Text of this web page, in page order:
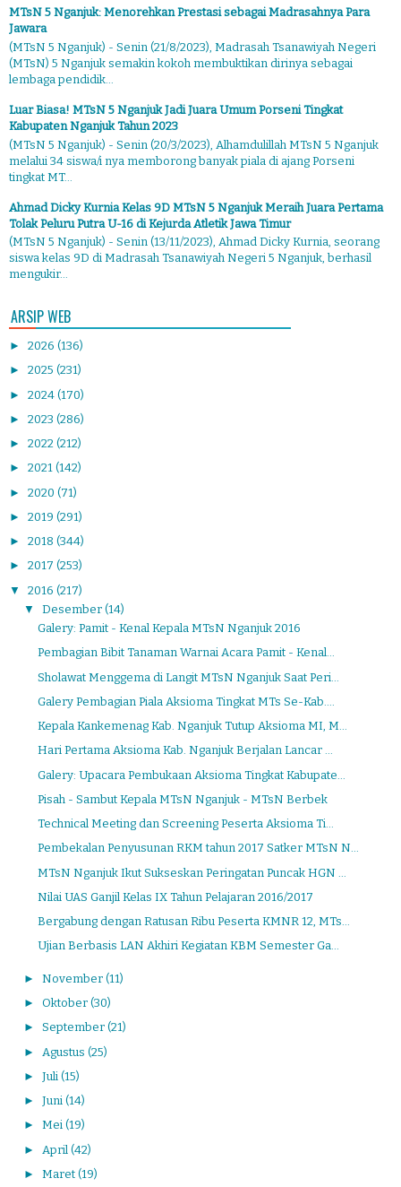
MTsN 5 Nganjuk: Menorehkan Prestasi sebagai Madrasahnya Para
Jawara
(MTsN 5 Nganjuk) - Senin (21/8/2023), Madrasah Tsanawiyah Negeri
(MTsN) 5 Nganjuk semakin kokoh membuktikan dirinya sebagai
lembaga pendidik...
Luar Biasa! MTsN 5 Nganjuk Jadi Juara Umum Porseni Tingkat
Kabupaten Nganjuk Tahun 2023
(MTsN 5 Nganjuk) - Senin (20/3/2023), Alhamdulillah MTsN 5 Nganjuk
melalui 34 siswa/i nya memborong banyak piala di ajang Porseni
tingkat MT...
Ahmad Dicky Kurnia Kelas 9D MTsN 5 Nganjuk Meraih Juara Pertama
Tolak Peluru Putra U-16 di Kejurda Atletik Jawa Timur
(MTsN 5 Nganjuk) - Senin (13/11/2023), Ahmad Dicky Kurnia, seorang
siswa kelas 9D di Madrasah Tsanawiyah Negeri 5 Nganjuk, berhasil
mengukir...
ARSIP WEB
► 2026 (136)
► 2025 (231)
► 2024 (170)
► 2023 (286)
► 2022 (212)
► 2021 (142)
► 2020 (71)
► 2019 (291)
► 2018 (344)
► 2017 (253)
▼ 2016 (217)
▼ Desember (14)
Galery: Pamit - Kenal Kepala MTsN Nganjuk 2016
Pembagian Bibit Tanaman Warnai Acara Pamit - Kenal...
Sholawat Menggema di Langit MTsN Nganjuk Saat Peri...
Galery Pembagian Piala Aksioma Tingkat MTs Se-Kab....
Kepala Kankemenag Kab. Nganjuk Tutup Aksioma MI, M...
Hari Pertama Aksioma Kab. Nganjuk Berjalan Lancar ...
Galery: Upacara Pembukaan Aksioma Tingkat Kabupate...
Pisah - Sambut Kepala MTsN Nganjuk - MTsN Berbek
Technical Meeting dan Screening Peserta Aksioma Ti...
Pembekalan Penyusunan RKM tahun 2017 Satker MTsN N...
MTsN Nganjuk Ikut Sukseskan Peringatan Puncak HGN ...
Nilai UAS Ganjil Kelas IX Tahun Pelajaran 2016/2017
Bergabung dengan Ratusan Ribu Peserta KMNR 12, MTs...
Ujian Berbasis LAN Akhiri Kegiatan KBM Semester Ga...
► November (11)
► Oktober (30)
► September (21)
► Agustus (25)
► Juli (15)
► Juni (14)
► Mei (19)
► April (42)
► Maret (19)